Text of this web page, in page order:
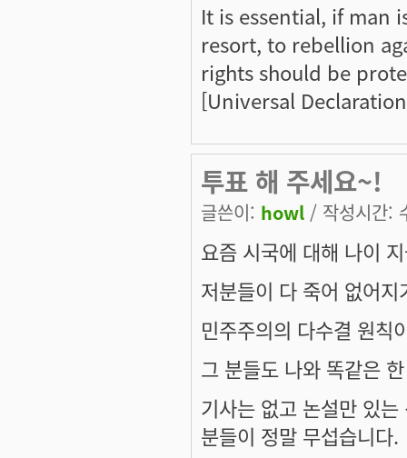
It is essential, if man
resort, to rebellion
rights should be
[Universal
투표 해 주세요~!
글쓴이: howl / 작성시간:
요즘 시국에 대해 나이
저분들이 다 죽어 없어
민주주의의 다수결 원칙
그 분들도 나와 똑같은
기사는 없고 논설만 있
분들이 정말 무섭습니다.